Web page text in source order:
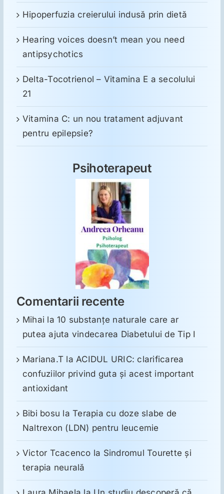
Hipoperfuzia creierului indusă prin dietă
Hearing voices doesn’t mean you need
antipsychotics
Delta-Tocotrienol – Vitamina E a secolului
21
Vitamina C: un nou tratament adjuvant
pentru epilepsie?
Psihoterapeut
Comentarii recente
Mihai la10 substanţe naturale care ar
putea ajuta vindecarea Diabetului de Tip I
Mariana.T la ACIDUL URIC: clarificarea
confuziilor privind guta și acest important
antioxidant
Bibi bosu laTerapia cu doze slabe de
Naltrexon (LDN) pentru leucemie
Victor Tcacenco la Sindromul Tourette şi
terapia neurală